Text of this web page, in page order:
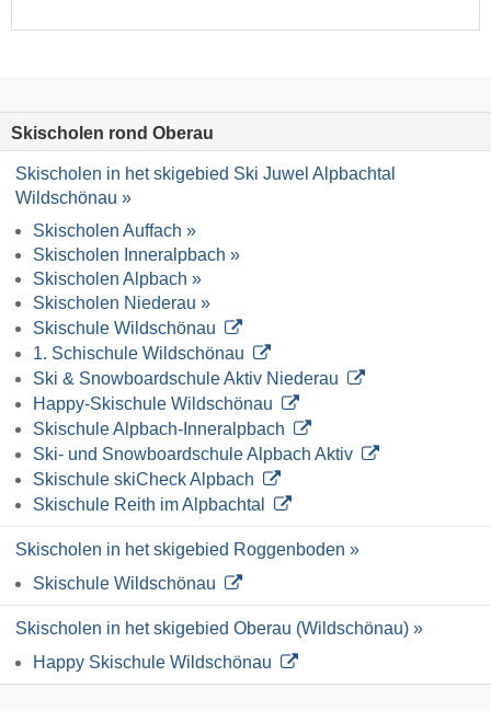
Skischolen rond Oberau
Skischolen in het skigebied Ski Juwel Alpbachtal
Wildschönau »
Skischolen Auffach »
Skischolen Inneralpbach »
Skischolen Alpbach »
Skischolen Niederau »
Skischule Wildschönau
1. Schischule Wildschönau
Ski & Snowboardschule Aktiv Niederau
Happy-Skischule Wildschönau
Skischule Alpbach-Inneralpbach
Ski- und Snowboardschule Alpbach Aktiv
Skischule skiCheck Alpbach
Skischule Reith im Alpbachtal
Skischolen in het skigebied Roggenboden »
Skischule Wildschönau
Skischolen in het skigebied Oberau (Wildschönau) »
Happy Skischule Wildschönau